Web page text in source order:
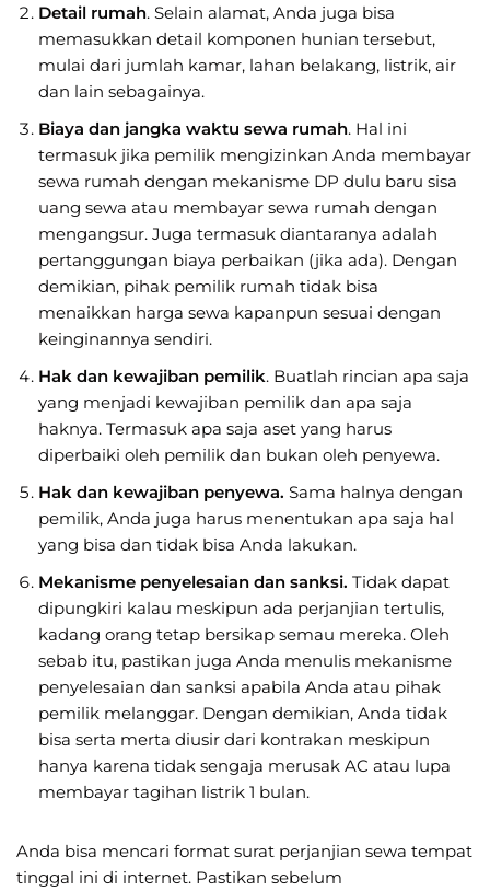
Detail rumah. Selain alamat, Anda juga bisa
memasukkan detail komponen hunian tersebut,
mulai dari jumlah kamar, lahan belakang, listrik, air
dan lain sebagainya.
Biaya dan jangka waktu sewa rumah. Hal ini
termasuk jika pemilik mengizinkan Anda membayar
sewa rumah dengan mekanisme DP dulu baru sisa
uang sewa atau membayar sewa rumah dengan
mengangsur. Juga termasuk diantaranya adalah
pertanggungan biaya perbaikan (jika ada). Dengan
demikian, pihak pemilik rumah tidak bisa
menaikkan harga sewa kapanpun sesuai dengan
keinginannya sendiri.
Hak dan kewajiban pemilik. Buatlah rincian apa saja
yang menjadi kewajiban pemilik dan apa saja
haknya. Termasuk apa saja aset yang harus
diperbaiki oleh pemilik dan bukan oleh penyewa.
Hak dan kewajiban penyewa. Sama halnya dengan
pemilik, Anda juga harus menentukan apa saja hal
yang bisa dan tidak bisa Anda lakukan.
Mekanisme penyelesaian dan sanksi. Tidak dapat
dipungkiri kalau meskipun ada perjanjian tertulis,
kadang orang tetap bersikap semau mereka. Oleh
sebab itu, pastikan juga Anda menulis mekanisme
penyelesaian dan sanksi apabila Anda atau pihak
pemilik melanggar. Dengan demikian, Anda tidak
bisa serta merta diusir dari kontrakan meskipun
hanya karena tidak sengaja merusak AC atau lupa
membayar tagihan listrik 1 bulan.
Anda bisa mencari format surat perjanjian sewa tempat
tinggal ini di internet. Pastikan sebelum